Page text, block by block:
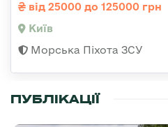
від 25000 до 125000 грн
Київ
Морська Піхота ЗСУ
ПУБЛІКАЦІЇ